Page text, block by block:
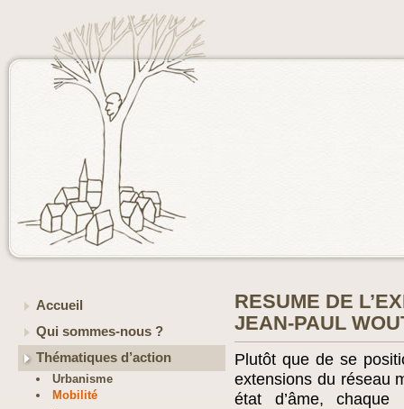
Accueil
Qui sommes-nous ?
Thématiques d’action
Urbanisme
Mobilité
RESUME DE
JEAN-PAUL
Plutôt que de se
extensions du réseau
état d’âme,